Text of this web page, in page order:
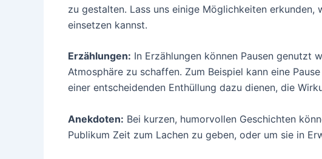
zu gestalten. Lass uns einige Möglichkeiten erkunden,
einsetzen kannst.
Erzählungen: In Erzählungen können Pausen genutzt
Atmosphäre zu schaffen. Zum Beispiel kann eine
einer entscheidenden Enthüllung dazu dienen, die
Anekdoten: Bei kurzen, humorvollen Geschichten
Publikum Zeit zum Lachen zu geben, oder um sie in